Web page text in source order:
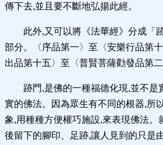
傳下去,並且要不斷地弘揚此經。
此外,又可以將《法華經》分成「
部分。〈序品第一〉至〈安樂行品第
出品第十五〉至〈普賢菩薩勸發品第二
跡門,是佛的一種福德化現,並不是
實的佛法。因為眾生有不同的根器,所
象,用種種方便權巧施設,來表現佛法。
後留下的腳印、足跡,讓人見到的只是